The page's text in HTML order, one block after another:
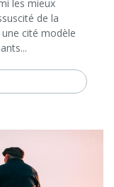
les mieux
de la
cité modèle